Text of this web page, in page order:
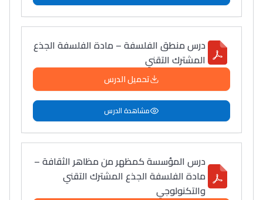
فمنظّمة دولية
مهنة التّرجمة، العمل
التّطوّعي، التّشبيك و
أشياء أخرى مع مامودو
سامورا
بطلة المغرب فالقفز
الطولي، ملاك البردع
كتحكي على تجربتها
فالرّياضة و الدّراسة
درس منطق الفلسفة – مادة الفلسفة الجذع
المشترك التقني
تحميل الدرس
مشاهدة الدرس
درس المؤسسة كمظهر من مظاهر الثقافة –
مادة الفلسفة الجذع المشترك التقني
والتكنولوجي